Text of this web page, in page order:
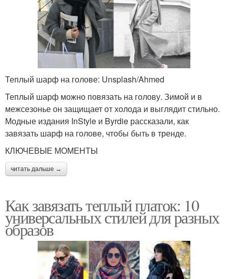
Теплый шарф на голове: Unsplash/Ahmed
Теплый шарф можно повязать на голову. Зимой и в
межсезонье он защищает от холода и выглядит стильно.
Модные издания InStyle и Byrdie рассказали, как
завязать шарф на голове, чтобы быть в тренде.
КЛЮЧЕВЫЕ МОМЕНТЫ
читать дальше →
Как завязать теплый платок: 10
универсальных стилей для разных
образов